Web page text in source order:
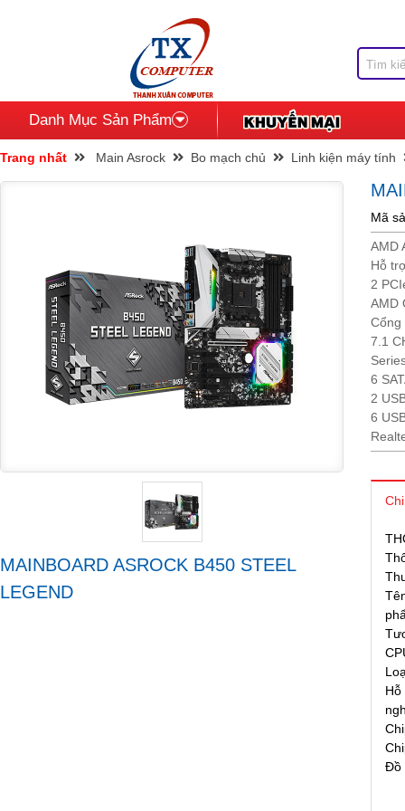
Danh Mục Sản Phẩm
Trang nhất Main Asrock Bo mạch chủ Linh kiện máy tính
MAINBOARD ASROCK B450 STEEL
LEGEND
Mã
AMD
Hỗ
2
AMD
Cổng
7.1
6
2
6
Hỗ
Đồ